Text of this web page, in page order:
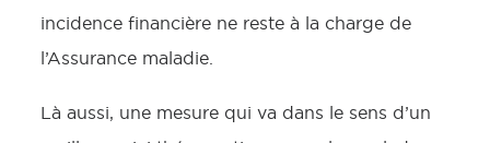
incidence financière ne reste à la charge de
l’Assurance maladie.
Là aussi, une mesure qui va dans le sens d’un